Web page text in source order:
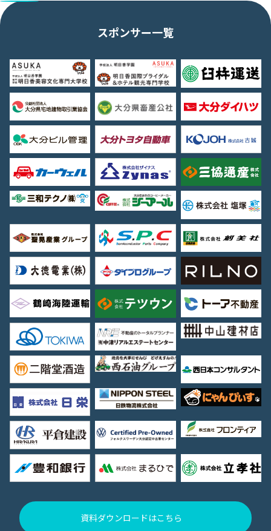
スポンサー一覧
資料ダウンロードはこちら